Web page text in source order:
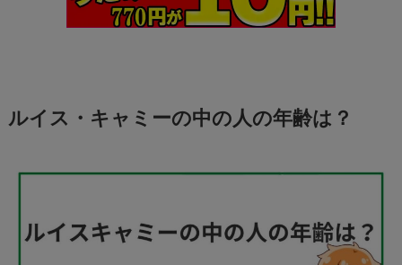
ルイス・キャミーの中の人の年齢は？